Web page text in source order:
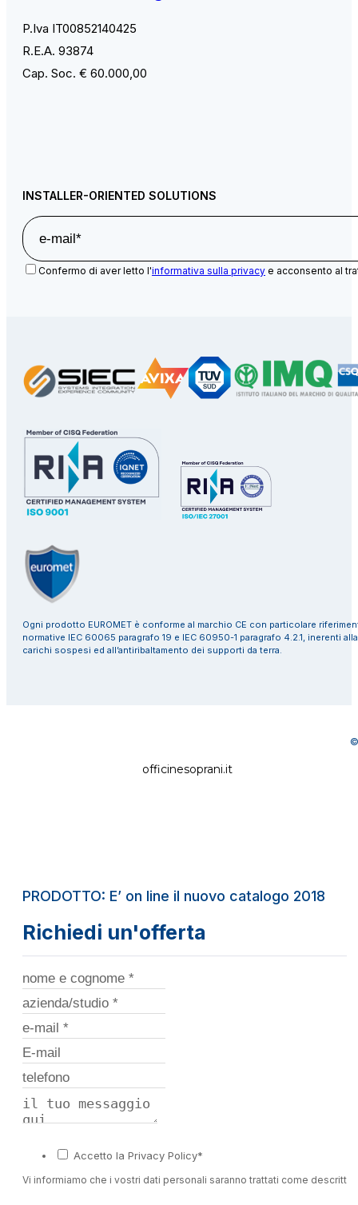
P.Iva IT00852140425
R.E.A. 93874
Cap. Soc. € 60.000,00
INSTALLER-ORIENTED SOLUTIONS
Confermo di aver letto l'informativa sulla privacy e acconsento al
Ogni prodotto EUROMET è conforme al marchio CE con particolare
normative IEC 60065 paragrafo 19 e IEC 60950-1 paragrafo 4.2.1, inerenti
carichi sospesi ed all’antiribaltamento dei supporti da terra.
©
officinesoprani.it
PRODOTTO: E’ on line il nuovo catalogo 2018
Richiedi un'offerta
Accetto la Privacy Policy*
Vi informiamo che i vostri dati personali saranno trattati come descritto